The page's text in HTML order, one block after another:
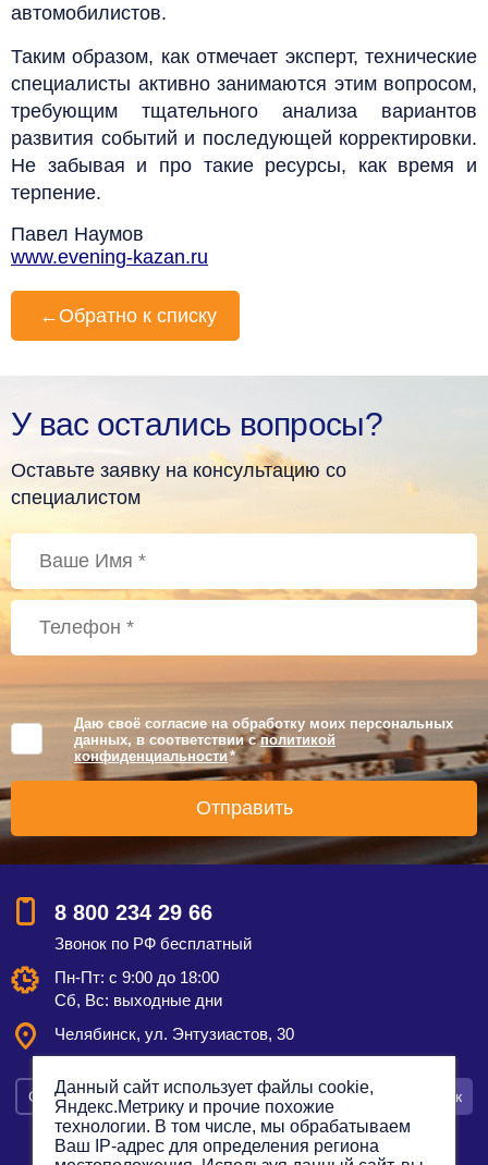
автомобилистов.
Таким образом, как отмечает эксперт, технические
специалисты активно занимаются этим вопросом,
требующим тщательного анализа вариантов
развития событий и последующей корректировки.
Не забывая и про такие ресурсы, как время и
терпение.
Павел Наумов
www.evening-kazan.ru
← Обратно к списку
У вас остались вопросы?
Оставьте заявку на консультацию со
специалистом
Даю своё согласие на обработку моих персональных
данных, в соответствии сполитикой
конфиденциальности *
8 800 234 29 66
Звонок по РФ бесплатный
Пн-Пт: с 9:00 до 18:00
Сб, Вс: выходные дни
Челябинск, ул. Энтузиастов, 30
Смотреть на карте Оставить заявку Заказать звонок
Данный сайт использует файлы cookie,
Яндекс.Метрику и прочие похожие
технологии. В том числе, мы обрабатываем
Ваш IP-адрес для определения региона